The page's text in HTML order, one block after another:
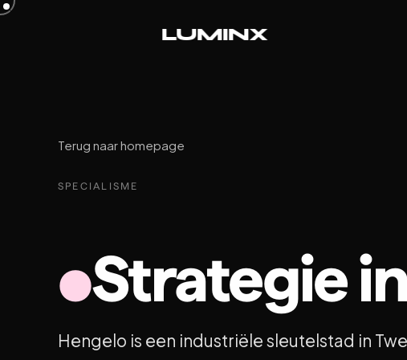
LUMINX
Terug naar homepage
SPECIALISME
●Strategie
Hengelo is een industriële sleutelstad in